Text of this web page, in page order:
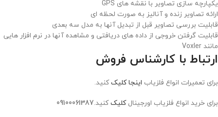
یکپارچه سازی تصاویر با نقشه های GPS
ارائه تصاویر زنده و آنالیز به صورت لحظه ای
قابلیت بررسی تصاویر قبل از تبدیل آنها به مدل سه بعدی
قابلیت گرفتن خروجی از داده های دریافتی و مشاهده آنها در نرم افزار هایی
مانند Voxler
ارتباط با کارشناس فروش
برای تعمیرات انواع فلزیاب اینجا کلیککنید.
برای خرید انواع فلزیاب اورجینالکلیککنید.09100061387